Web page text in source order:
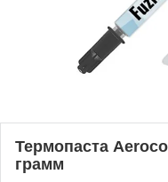
Термопаста
грамм